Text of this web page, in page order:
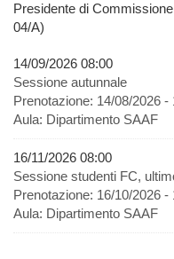
Presidente di
04/A)
14/09/2026 08:00
Sessione autunnale
Prenotazione: 14/08/2026 -
Aula: Dipartimento SAAF
16/11/2026 08:00
Sessione studenti FC,
Prenotazione: 16/10/2026 -
Aula: Dipartimento SAAF